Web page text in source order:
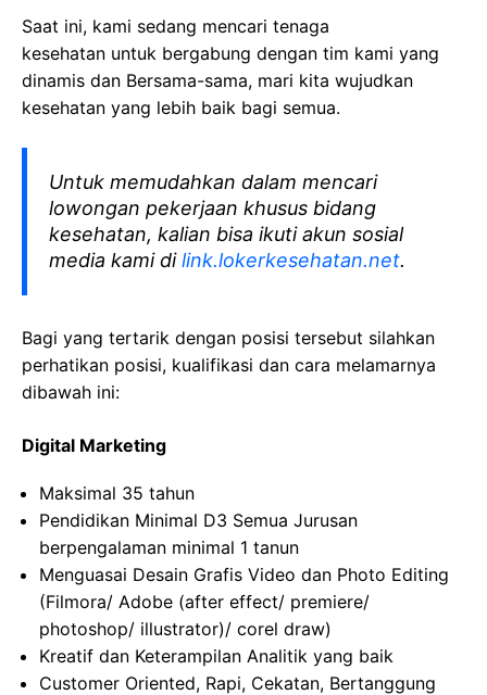
Saat ini, kami sedang mencari tenaga
kesehatan untuk bergabung dengan tim kami yang
dinamis dan Bersama-sama, mari kita wujudkan
kesehatan yang lebih baik bagi semua.
Untuk memudahkan dalam mencari
lowongan pekerjaan khusus bidang
kesehatan, kalian bisa ikuti akun sosial
media kami dilink.lokerkesehatan.net.
Bagi yang tertarik dengan posisi tersebut silahkan
perhatikan posisi, kualifikasi dan cara melamarnya
dibawah ini:
Digital Marketing
Maksimal 35 tahun
Pendidikan Minimal D3 Semua Jurusan
berpengalaman minimal 1 tanun
Menguasai Desain Grafis Video dan Photo Editing
(Filmora/ Adobe (after effect/ premiere/
photoshop/ illustrator)/ corel draw)
Kreatif dan Keterampilan Analitik yang baik
Customer Oriented, Rapi, Cekatan, Bertanggung